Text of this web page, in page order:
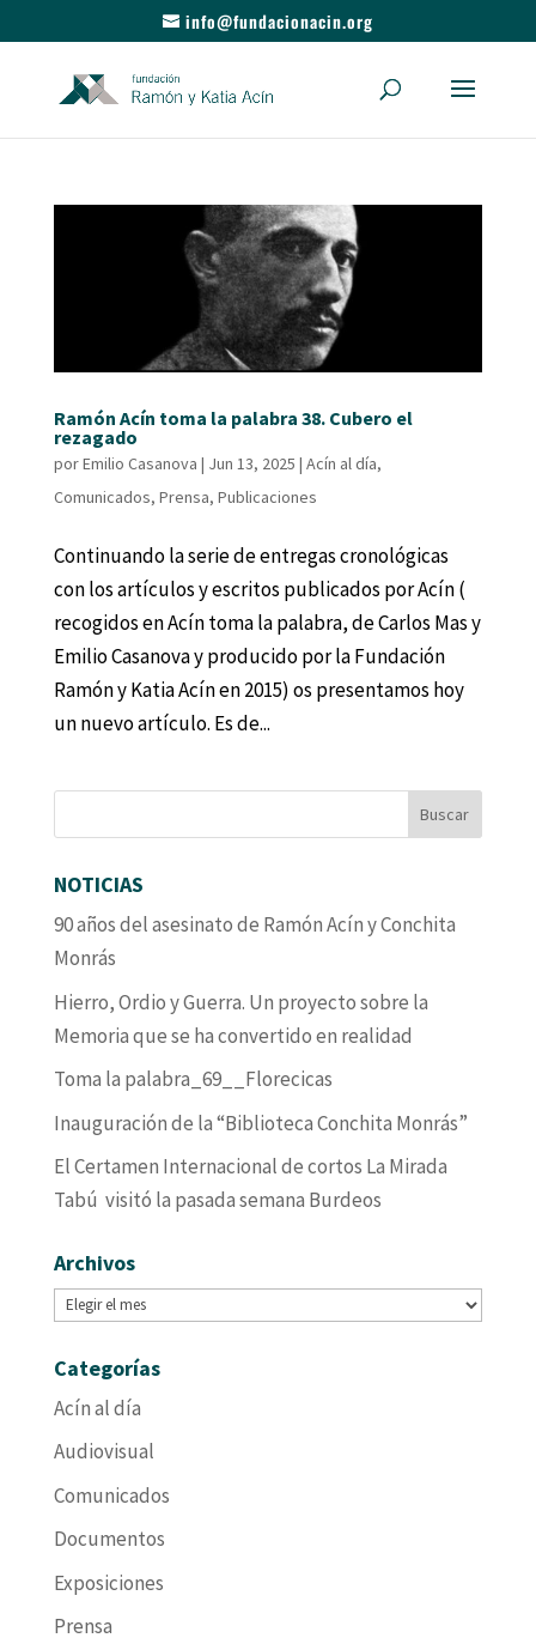
info@fundacionacin.org
Ramón Acín toma la palabra 38. Cubero el
rezagado
porEmilio Casanova | Jun 13, 2025 | Acín al día,
Comunicados, Prensa, Publicaciones
Continuando la serie de entregas cronológicas
con los artículos y escritos publicados por Acín (
recogidos en Acín toma la palabra, de Carlos Mas y
Emilio Casanova y producido por la Fundación
Ramón y Katia Acín en 2015) os presentamos hoy
un nuevo artículo. Es de...
NOTICIAS
90 años del asesinato de Ramón Acín y Conchita
Monrás
Hierro, Ordio y Guerra. Un proyecto sobre la
Memoria que se ha convertido en realidad
Toma la palabra_69__Florecicas
Inauguración de la “Biblioteca Conchita Monrás”
El Certamen Internacional de cortos La Mirada
Tabú visitó la pasada semana Burdeos
Archivos
Archivos
Categorías
Acín al día
Audiovisual
Comunicados
Documentos
Exposiciones
Prensa